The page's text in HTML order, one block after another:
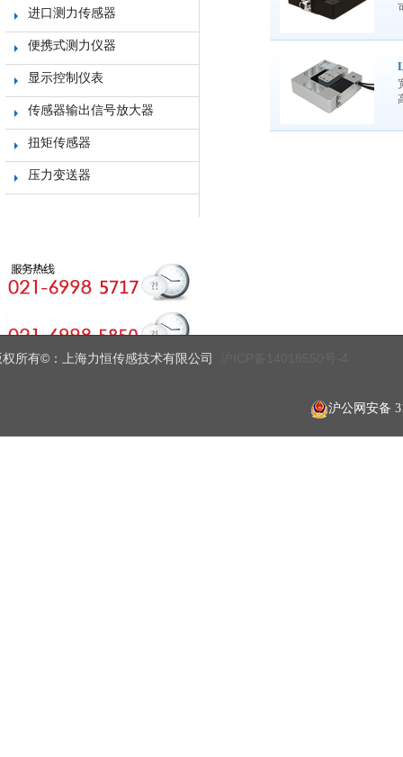
进口测力传感器
便携式测力仪器
显示控制仪表
传感器输出信号放大器
扭矩传感器
压力变送器
权所有© ： 上海力恒传感技术有限公司
沪公网安备